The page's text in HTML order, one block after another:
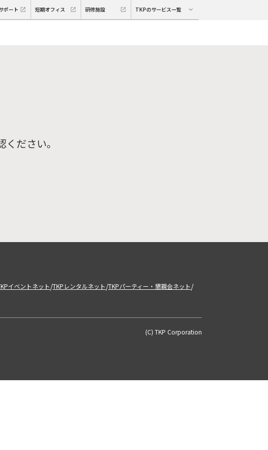
ポート 短期オフィス 研修施設 TKPのサービス一覧
ださい。
イベントネット/TKPレンタルネット/TKPパーティー・懇親会ネット/
(C) TKP Corporation